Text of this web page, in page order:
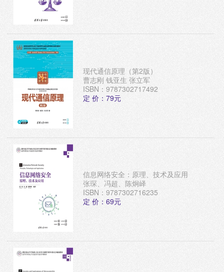
现代通信原理（第2版）
曹志刚 钱亚生 张立军
ISBN：9787302717492
定 价：79元
信息网络安全：原理、技术及应用
张琛、冯超、陈炯峄
ISBN：9787302716235
定 价：69元